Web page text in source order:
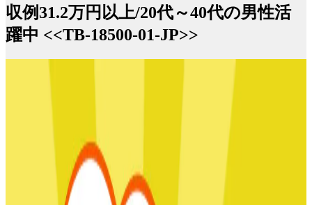
収例31.2万円以上/20代～40代の男性活
躍中 <<TB-18500-01-JP>>